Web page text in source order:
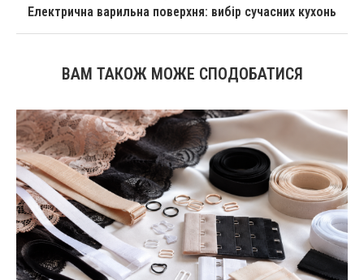
Електрична варильна поверхня: вибір сучасних кухонь
ВАМ ТАКОЖ МОЖЕ СПОДОБАТИСЯ